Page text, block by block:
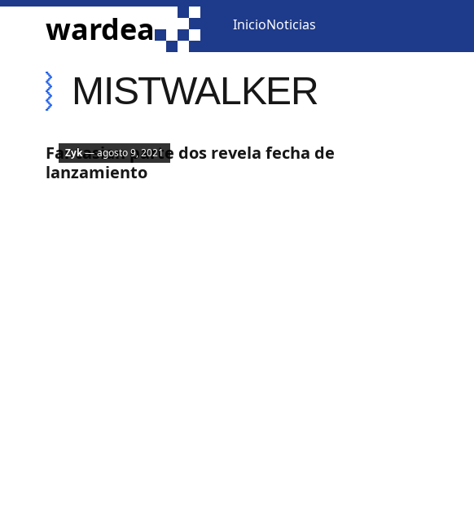
ir al contenidowardea InicioNoticias
MISTWALKER
Fantasian parte dos revela fecha de
lanzamiento
Mobile
Zyk— agosto 9, 2021